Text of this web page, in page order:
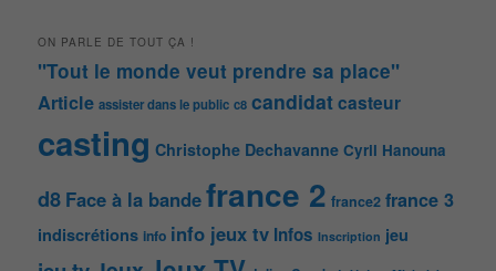
ON PARLE DE TOUT ÇA !
"Tout le monde veut prendre sa place"
Article assister dans le public c8 candidatcasteur
casting Christophe Dechavanne Cyril Hanouna
d8 Face à la bandefrance 2 france2 france 3
indiscrétions info info jeux tv Infos Inscription jeu